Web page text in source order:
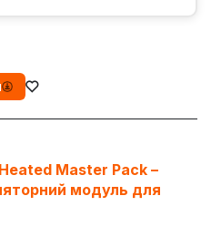
Master Pack –
модуль для